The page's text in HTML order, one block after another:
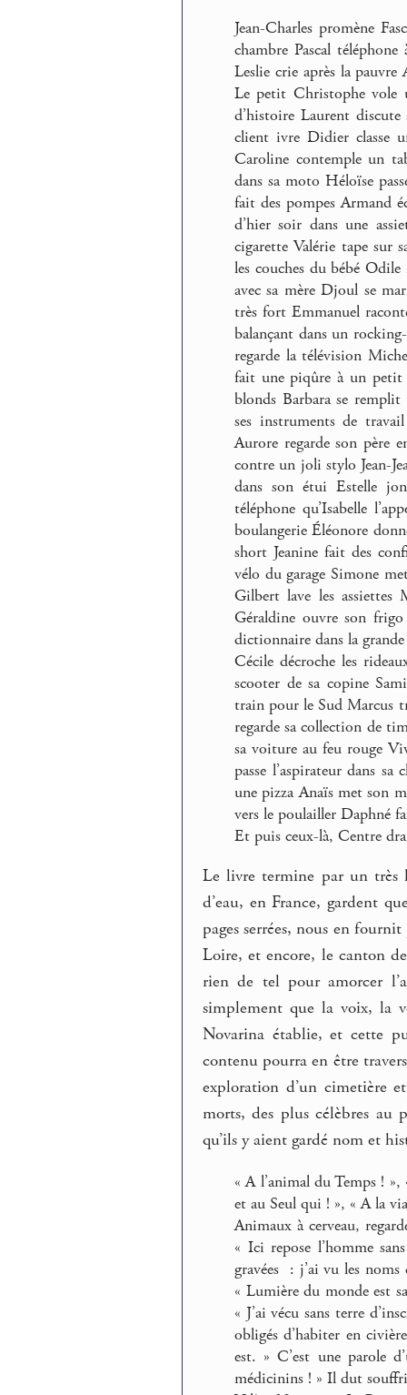
Jean-Charles promène
chambre Pascal
Leslie crie après la pauvre
Le petit Christophe vole
d’histoire Laurent
client ivre Didier classe
Caroline contemple un
dans sa moto Héloïse
fait des pompes Armand
d’hier soir dans une
cigarette Valérie tape sur
les couches du bébé
avec sa mère Djoul se
très fort Emmanuel
balançant dans un
regarde la télévision
fait une piqûre à un petit
blonds Barbara se remplit
ses instruments de
Aurore regarde son père
contre un joli stylo Jean-
dans son étui Estelle
téléphone qu’Isabelle
boulangerie Éléonore
short Jeanine fait des
vélo du garage Simone
Gilbert lave les assiettes
Géraldine ouvre son
dictionnaire dans la
Cécile décroche les
scooter de sa copine
train pour le Sud Marcus
regarde sa collection de
sa voiture au feu rouge
passe l’aspirateur dans
une pizza Anaïs met son
vers le poulailler Daphné
Et puis ceux-là, Centre
Le livre termine par un très
d’eau, en France, gardent
pages serrées, nous en
Loire, et encore, le canton
rien de tel pour amorcer
simplement que la voix, la
Novarina établie, et cette
contenu pourra en être
exploration d’un cimetière
morts, des plus célèbres au
qu’ils y aient gardé nom et
« A l’animal du Temps !
et au Seul qui ! », « A la
Animaux à cerveau,
« Ici repose l’homme
gravées : j’ai vu les
« Lumière du monde est
« J’ai vécu sans terre
obligés d’habiter en
est. » C’est une parole
médicinins ! » Il dut